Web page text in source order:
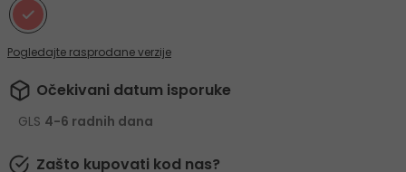
Pogledajte rasprodane verzije
Očekivani datum isporuke
GLS 4-6 radnih dana
Zašto kupovati kod nas?